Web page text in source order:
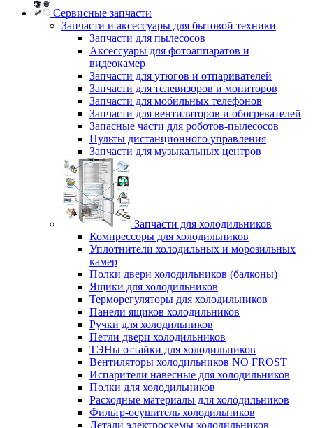
Сервисные запчасти
Запчасти и аксессуары для бытовой техники
Запчасти для пылесосов
Аксессуары для фотоаппаратов и
видеокамер
Запчасти для утюгов и отпаривателей
Запчасти для телевизоров и мониторов
Запчасти для мобильных телефонов
Запчасти для вентиляторов и обогревателей
Запасные части для роботов-пылесосов
Пульты дистанционного управления
Запчасти для музыкальных центров
Запчасти для холодильников
Компрессоры для холодильников
Уплотнители холодильных и морозильных
камер
Полки двери холодильников (балконы)
Ящики для холодильников
Терморегуляторы для холодильников
Панели ящиков холодильников
Ручки для холодильников
Петли двери холодильников
ТЭНы оттайки для холодильников
Вентиляторы холодильников NO FROST
Испарители навесные для холодильников
Полки для холодильников
Расходные материалы для холодильников
Фильтр-осушитель холодильников
Детали электросхемы холодильников